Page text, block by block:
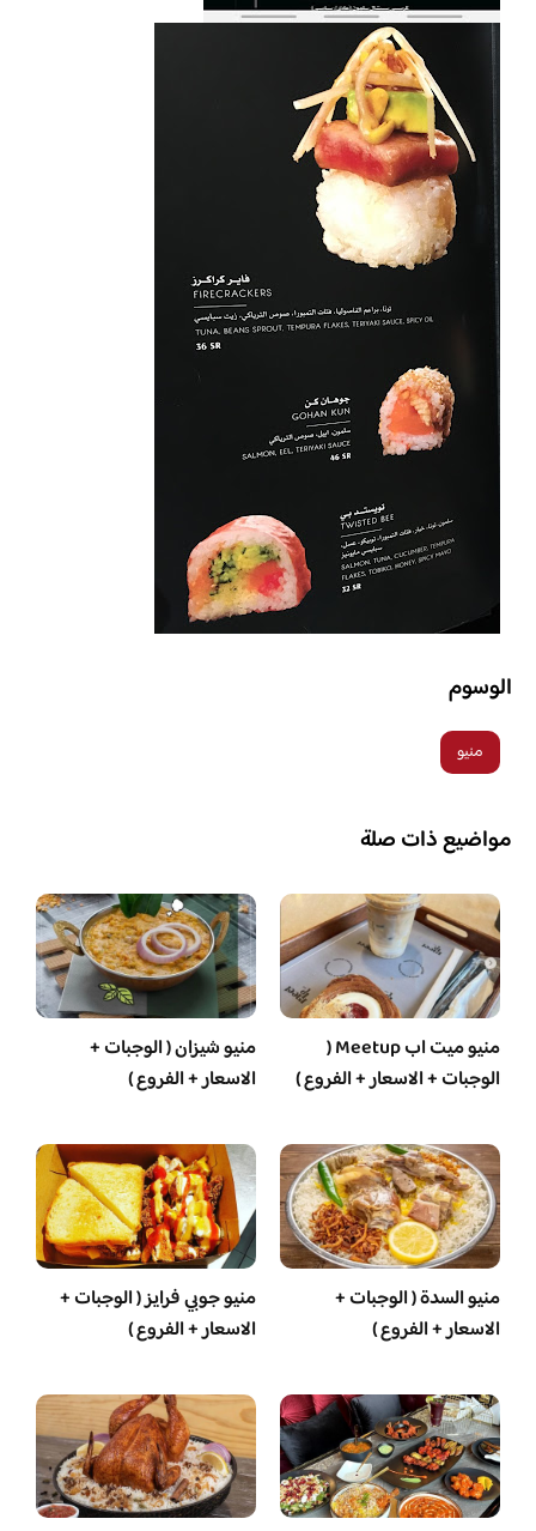
الوسوم
منيو
مواضيع ذات صلة
منيو ميت اب Meetup (
الوجبات + الاسعار + الفروع )
منيو شيزان ( الوجبات +
الاسعار + الفروع )
منيو السدة ( الوجبات +
الاسعار + الفروع )
منيو جوبي فرايز ( الوجبات +
الاسعار + الفروع )